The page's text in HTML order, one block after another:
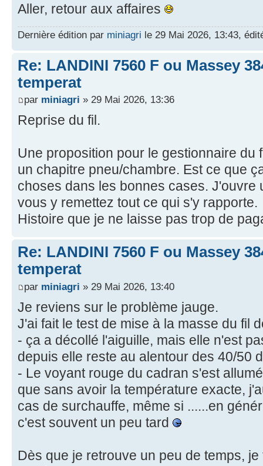
Aller, retour aux affaires
Dernière édition par miniagri le 29 Mai 2026, 13:43,
Re: LANDINI 7560 F ou Massey
temperat
par miniagri » 29 Mai 2026, 13:36
Reprise du fil.
Une proposition pour le gestionnaire du
un chapitre pneu/chambre. Est ce que
choses dans les bonnes cases. J'ouvre
vous y remettez tout ce qui s'y rapporte.
Histoire que je ne laisse pas trop de
Re: LANDINI 7560 F ou Massey
temperat
par miniagri » 29 Mai 2026, 13:40
Je reviens sur le problème jauge.
J'ai fait le test de mise à la masse du fil
- ça a décollé l'aiguille, mais elle n'est
depuis elle reste au alentour des 40/50
- Le voyant rouge du cadran s'est
que sans avoir la température exacte,
cas de surchauffe, même si ......en
c'est souvent un peu tard
Dès que je retrouve un peu de temps,